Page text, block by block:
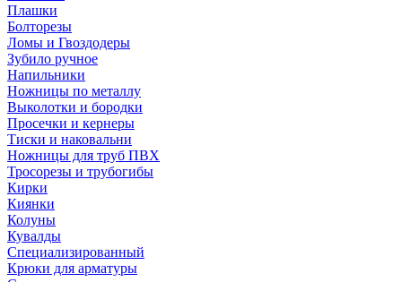
Плашки
Болторезы
Ломы и Гвоздодеры
Зубило ручное
Напильники
Ножницы по металлу
Выколотки и бородки
Просечки и кернеры
Тиски и наковальни
Ножницы для труб ПВХ
Тросорезы и трубогибы
Кирки
Киянки
Колуны
Кувалды
Специализированный
Крюки для арматуры